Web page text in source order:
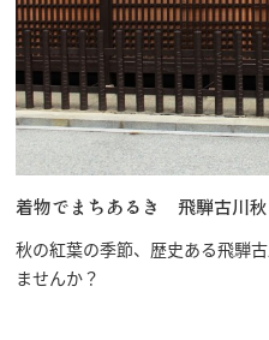
行きたいリスト
着物でまちあるき 飛騨古川
秋の紅葉の季節、歴史ある飛騨
ませんか？